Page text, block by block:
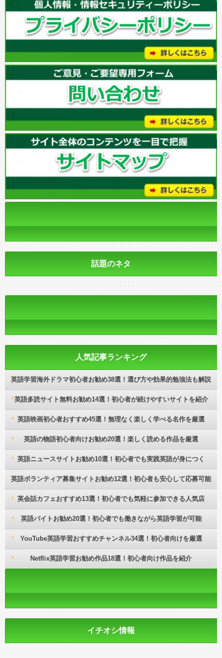
話題のネタ
人気記事ランキング
英語学習海外ドラマ初心者お勧め38選！選び方や効果的勉強法も解説
英語多読サイト無料お勧め14選！初心者が続けやすいサイトを紹介
英語映画初心者おすすめ45選！無理なく楽しく学べる名作を厳選
英語の物語初心者向けお勧め20選！楽しく読める作品を厳選
英語ニュースサイトお勧め10選！初心者でも実践英語が身につく
英語ボランティア募集サイトお勧め12選！初心者も安心して応募可能
英会話カフェおすすめ13選！初心者でも気軽に参加できる人気店
英語バイトお勧め20選！初心者でも働きながら英語学習が可能
YouTube英語学習おすすめチャンネル34選！初心者向けを厳選
Netflix英語学習お勧め作品18選！初心者向け作品を紹介
イチオシ情報